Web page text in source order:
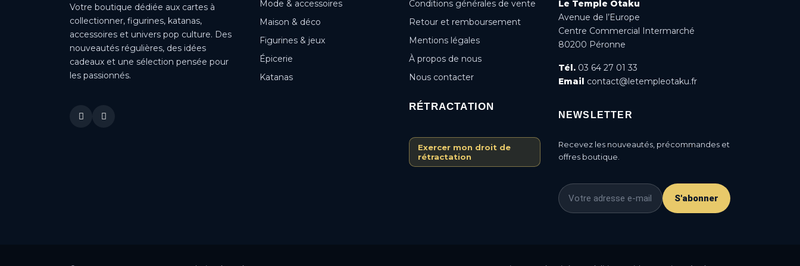
Votre boutique dédiée aux cartes à
collectionner, figurines, katanas,
accessoires et univers pop culture. Des
nouveautés régulières, des idées
cadeaux et une sélection pensée pour
les passionnés.
Mode & accessoires
Maison & déco
Figurines & jeux
Épicerie
Katanas
Conditions générales de vente
Retour et remboursement
Mentions légales
À propos de nous
Nous contacter
RÉTRACTATION
Exercer mon droit de
rétractation
Le Temple Otaku
Avenue de l’Europe
Centre Commercial Intermarché
80200 Péronne
Tél.03 64 27 01 33
Email contact@letempleotaku.fr
NEWSLETTER
Recevez les nouveautés, précommandes et
offres boutique.
S'abonner